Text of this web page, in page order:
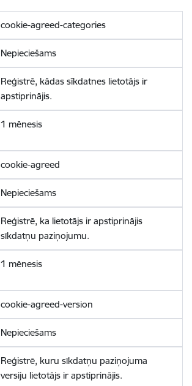
cookie-agreed-categories
Nepieciešams
Reģistrē, kādas sīkdatnes lietotājs ir
apstiprinājis.
1 mēnesis
cookie-agreed
Nepieciešams
Reģistrē, ka lietotājs ir apstiprinājis
sīkdatņu paziņojumu.
1 mēnesis
cookie-agreed-version
Nepieciešams
Reģistrē, kuru sīkdatņu paziņojuma
versiju lietotājs ir apstiprinājis.